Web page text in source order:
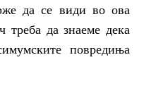
да се види во ова
треба да знаеме дека
повредиња